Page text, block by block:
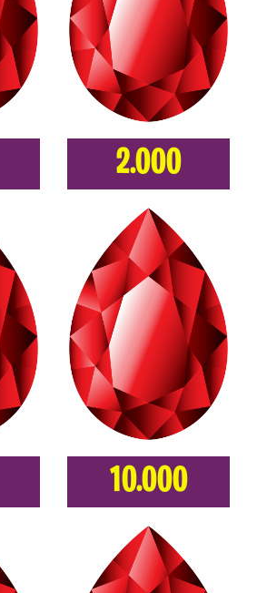
2.000
10.000